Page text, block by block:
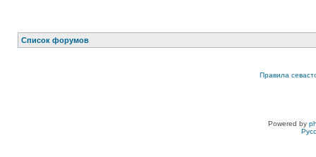
Список форумов
Правила
Powered by